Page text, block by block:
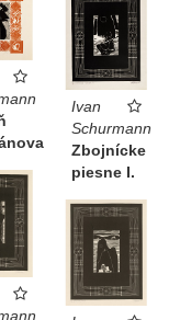
Ivan
Schurmann
Zbojnícke
piesne I.